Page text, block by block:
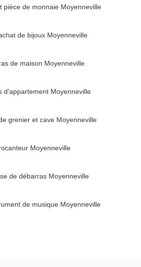
pièce de monnaie Moyenneville
de bijoux Moyenneville
de maison Moyenneville
d'appartement Moyenneville
grenier et cave Moyenneville
Moyenneville
de débarras Moyenneville
de musique Moyenneville